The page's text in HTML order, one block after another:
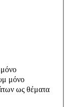
μόνο
ως θέματα